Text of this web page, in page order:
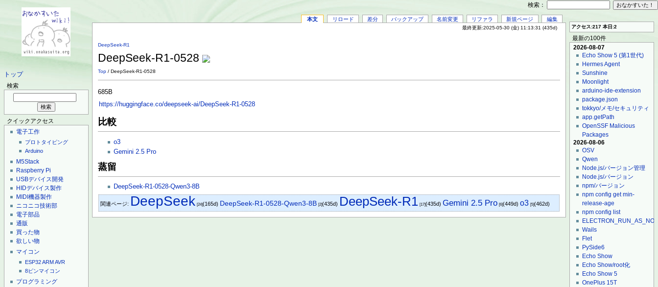
トップ
検索
クイックアクセス
電子工作
プロトタイピング
Arduino
M5Stack
Raspberry Pi
USBデバイス開発
HIDデバイス製作
MIDI機器製作
ニコニコ技術部
電子部品
通販
買った物
欲しい物
マイコン
ESP32ARMAVR
8ピンマイコン
プログラミング
本文 リロード 差分 バックアップ 名前変更 リファラ 新規ページ 編集
最終更新:2025-05-30 (金) 11:13:31 (435d)
DeepSeek-R1
DeepSeek-R1-0528
Top / DeepSeek-R1-0528
685B
https://huggingface.co/deepseek-ai/DeepSeek-R1-0528
比較
o3
Gemini 2.5 Pro
蒸留
DeepSeek-R1-0528-Qwen3-8B
関連ページ: DeepSeek [24](165d) DeepSeek-R1-0528-Qwen3-8B [2](435d) DeepSeek-R1 [17](435d)Gemini 2.5 Pro [6](449d)o3 [5](462d)
アクセス:217 本日:2
最新の100件
2026-08-07
Echo Show 5 (第1世代)
Hermes Agent
Sunshine
Moonlight
arduino-ide-extension
package.json
tokkyo/メモ/セキュリティ
app.getPath
OpenSSF Malicious
Packages
2026-08-06
OSV
Qwen
Node.js/バージョン管理
Node.js/バージョン
npm/バージョン
npm config get min-
release-age
npm config list
Wails
Flet
PySide6
Echo Show
Echo Show/root化
Echo Show 5
OnePlus 15T
検索：